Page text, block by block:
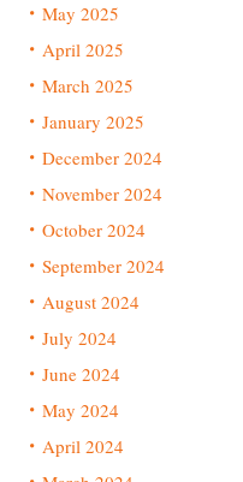
May 2025
April 2025
March 2025
January 2025
December 2024
November 2024
October 2024
September 2024
August 2024
July 2024
June 2024
May 2024
April 2024